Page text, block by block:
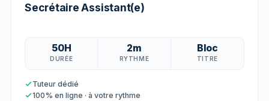
Secrétaire Assistant(e)
50H
DURÉE
2m
RYTHME
Bloc
TITRE
Tuteur dédié
100% en ligne · à votre rythme